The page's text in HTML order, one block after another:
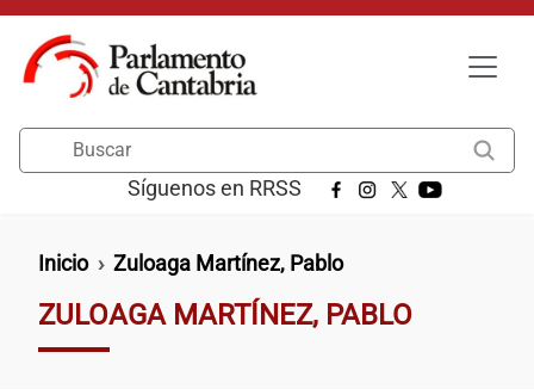
Pasar al contenido principal
Síguenos en RRSS
Ruta de navegación
Inicio Zuloaga Martínez, Pablo
ZULOAGA MARTÍNEZ, PABLO